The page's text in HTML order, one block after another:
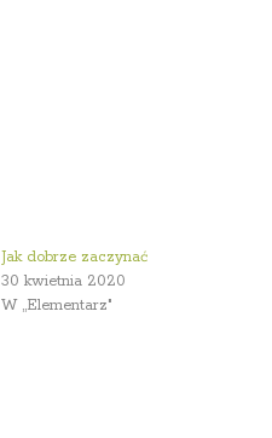
Jak dobrze zaczynać
30 kwietnia 2020
W „Elementarz"